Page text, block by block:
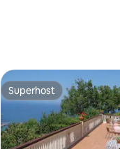
Superhost
Superhost